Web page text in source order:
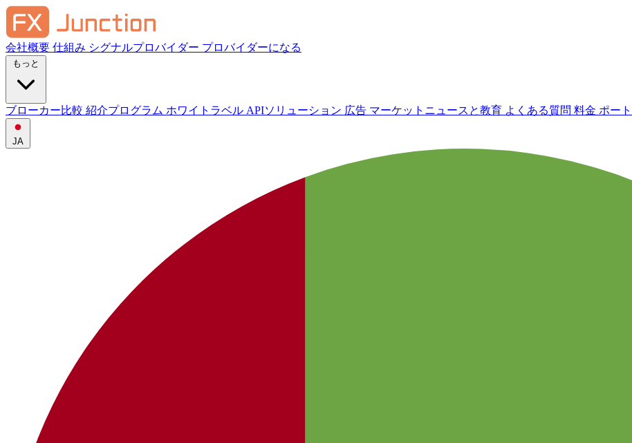
会社概要 仕組み シグナルプロバイダー プロバイダーになる
ブローカー比較 紹介プログラム ホワイトラベル APIソリューション 広告 マーケットニュースと教育 よくある質問 料金 ポー
JA